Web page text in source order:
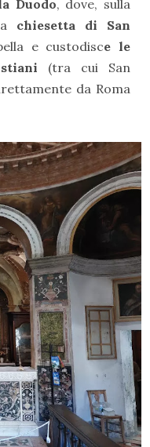
Duodo, dove, sulla
chiesetta di San
e custodisce le
(tra cui San
da Roma